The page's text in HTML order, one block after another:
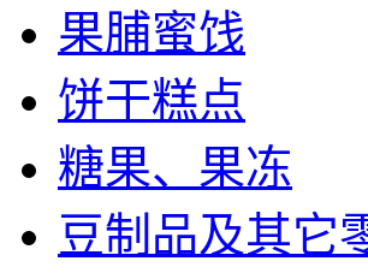
果脯蜜饯
饼干糕点
糖果、果冻
豆制品及其它